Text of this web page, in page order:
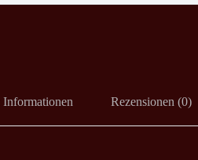
Informationen Rezensionen (0)